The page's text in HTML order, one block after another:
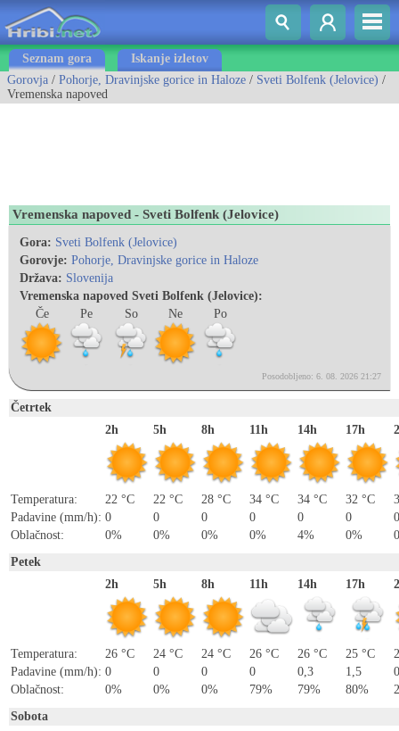
Seznam gora
Iskanje izletov
Gorovja / Pohorje, Dravinjske gorice in Haloze / Sveti Bolfenk (Jelovice) /
Vremenska napoved
Vremenska napoved - Sveti Bolfenk (Jelovice)
Gora: Sveti Bolfenk (Jelovice)
Gorovje: Pohorje, Dravinjske gorice in Haloze
Država: Slovenija
Vremenska napoved Sveti Bolfenk (Jelovice):
Če
Pe So Ne Po
Posodobljeno: 6. 08. 2026 21:27
Četrtek
2h
Temperatura:
22 °C
Padavine (mm/h): 0
Oblačnost:
0%
5h
22 °C
0
0%
8h
28 °C
0
0%
11h
34 °C
0
0%
14h
34 °C
0
4%
17h
32 °C
0
0%
0
Petek
2h
Temperatura:
26 °C
Padavine (mm/h): 0
Oblačnost:
0%
5h
24 °C
0
0%
8h
24 °C
0
0%
11h
26 °C
0
79%
14h
26 °C
0,3
79%
17h
25 °C
1,5
80%
Sobota